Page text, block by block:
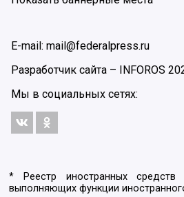
E-mail: mail@federalpress.ru
Разработчик сайта –
INFOROS
Мы в социальных сетях:
* Реестр иностранных средств
выполняющих функции